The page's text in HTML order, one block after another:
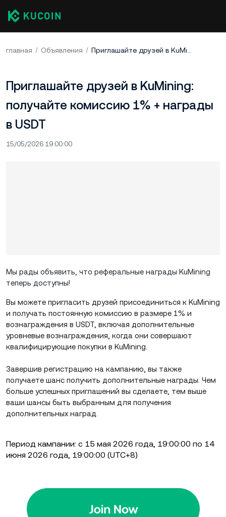
главная Объявления Приглашайте друзей в KuMining: получайте комиссию 1% + награды в USDT
Приглашайте друзей в KuMining:
получайте комиссию 1% + награды
в USDT
15/05/2026 19:00:00
Мы рады объявить, что реферальные награды KuMining
теперь доступны!
Вы можете пригласить друзей присоединиться к KuMining
и получать постоянную комиссию в размере 1% и
вознаграждения в USDT, включая дополнительные
уровневые вознаграждения, когда они совершают
квалифицирующие покупки в KuMining.
Завершив регистрацию на кампанию, вы также
получаете шанс получить дополнительные награды. Чем
больше успешных приглашений вы сделаете, тем выше
ваши шансы быть выбранным для получения
дополнительных наград.
Период кампании: с 15 мая 2026 года, 19:00:00 по 14
июня 2026 года, 19:00:00 (UTC+8)